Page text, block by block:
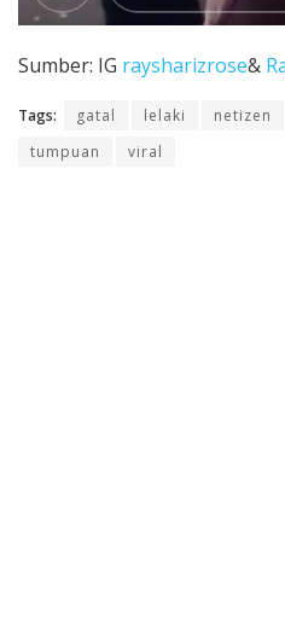
Sumber: IG raysharizrose&
Tags: gatal lelaki netizen
tumpuan
viral